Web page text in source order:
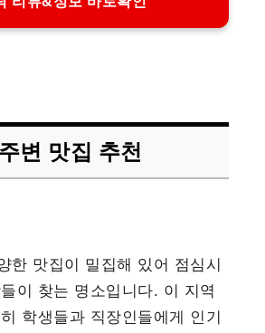
변 맛집 추천
한 맛집이 밀집해 있어 점심시
이 찾는 명소입니다. 이 지역
학생들과 직장인들에게 인기